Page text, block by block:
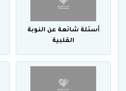
أسئلة شائعة عن النوبة
القلبية